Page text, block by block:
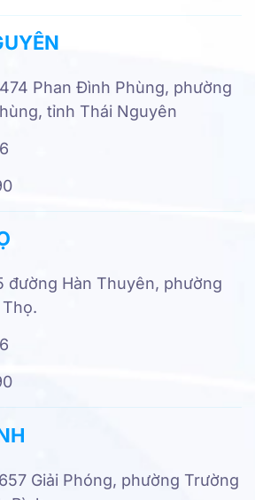
Phan Đình Phùng, phường
tỉnh Thái Nguyên
đường Hàn Thuyên, phường
Giải Phóng, phường Trường